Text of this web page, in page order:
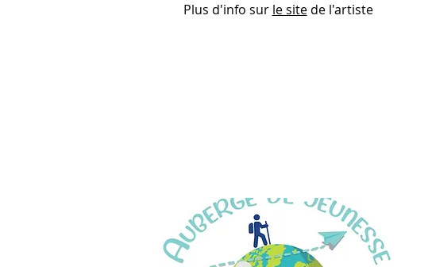
Plus d'info sur le sitede l'artiste